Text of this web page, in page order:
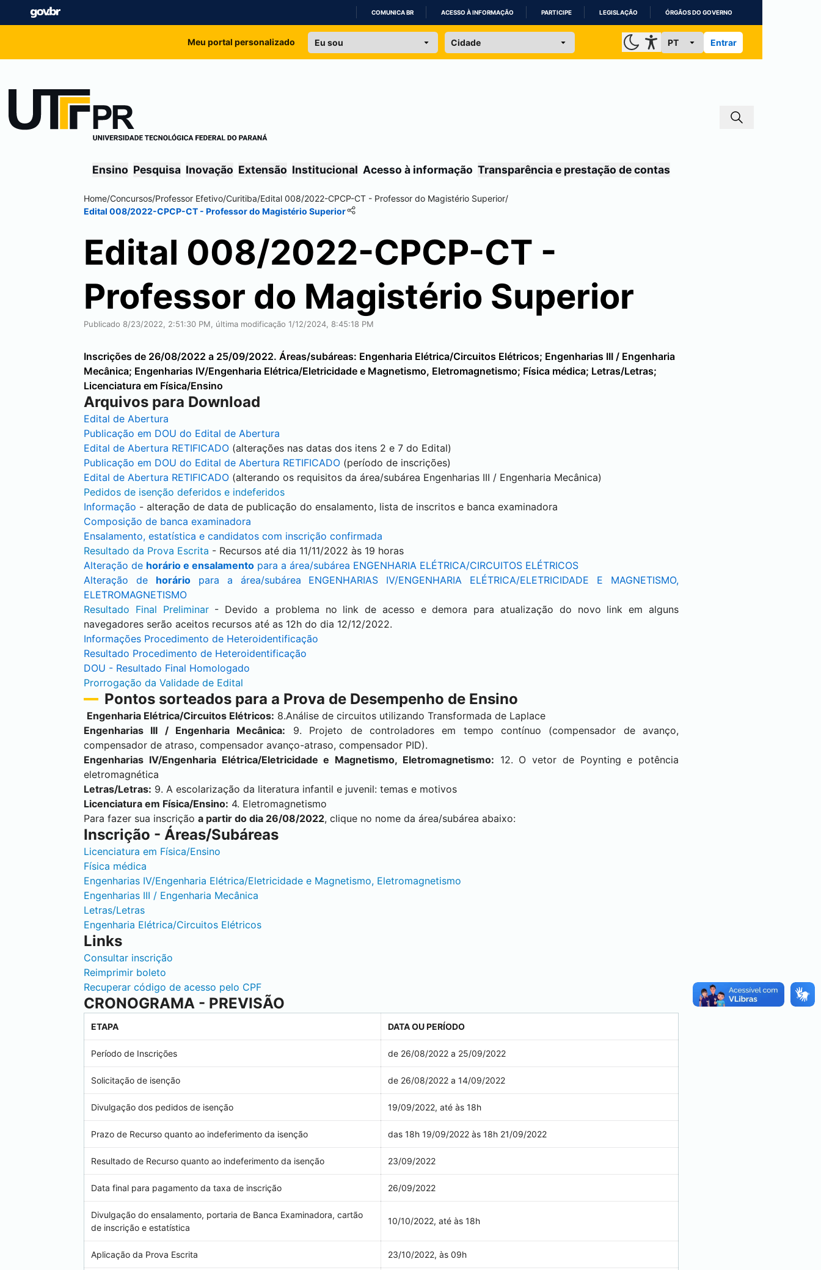
IR
COMUNICA BR ACESSO À INFORMAÇÃO PARTICIPE LEGISLAÇÃO ÓRGÃOS DO GOVERNO
Meu portal personalizado Entrar
Ensino Pesquisa Inovação Extensão Institucional Acesso à informação Transparência e prestação de contas
Home/Concursos/Professor Efetivo/Curitiba/Edital 008/2022-CPCP-CT - Professor do Magistério Superior/
Edital 008/2022-CPCP-CT - Professor do Magistério Superior
Edital 008/2022-CPCP-CT -
Professor do Magistério Superior
Publicado 8/23/2022, 2:51:30 PM, última modificação 1/12/2024, 8:45:18 PM
Inscrições de 26/08/2022 a 25/09/2022. Áreas/subáreas: Engenharia Elétrica/Circuitos Elétricos; Engenharias III / Engenharia
Mecânica; Engenharias IV/Engenharia Elétrica/Eletricidade e Magnetismo, Eletromagnetismo; Física médica; Letras/Letras;
Licenciatura em Física/Ensino
Arquivos para Download
Edital de Abertura
Publicação em DOU do Edital de Abertura
Edital de Abertura RETIFICADO (alterações nas datas dos itens 2 e 7 do Edital)
Publicação em DOU do Edital de Abertura RETIFICADO (período de inscrições)
Edital de Abertura RETIFICADO (alterando os requisitos da área/subárea Engenharias III / Engenharia Mecânica)
Pedidos de isenção deferidos e indeferidos
Informação - alteração de data de publicação do ensalamento, lista de inscritos e banca examinadora
Composição de banca examinadora
Ensalamento, estatística e candidatos com inscrição confirmada
Resultado da Prova Escrita - Recursos até dia 11/11/2022 às 19 horas
Alteração de horário e ensalamento para a área/subárea ENGENHARIA ELÉTRICA/CIRCUITOS ELÉTRICOS
Alteração de horáriopara a área/subárea ENGENHARIAS IV/ENGENHARIA ELÉTRICA/ELETRICIDADE E MAGNETISMO,
ELETROMAGNETISMO
Resultado Final Preliminar- Devido a problema no link de acesso e demora para atualização do novo link em alguns
navegadores serão aceitos recursos até as 12h do dia 12/12/2022.
Informações Procedimento de Heteroidentificação
Resultado Procedimento de Heteroidentificação
DOU - Resultado Final Homologado
Prorrogação da Validade de Edital
Pontos sorteados para a Prova de Desempenho de Ensino
Engenharia Elétrica/Circuitos Elétricos: 8.Análise de circuitos utilizando Transformada de Laplace
Engenharias III / Engenharia Mecânica: 9. Projeto de controladores em tempo contínuo (compensador de avanço,
compensador de atraso, compensador avanço-atraso, compensador PID).
Engenharias IV/Engenharia Elétrica/Eletricidade e Magnetismo, Eletromagnetismo: 12. O vetor de Poynting e potência
eletromagnética
Letras/Letras: 9. A escolarização da literatura infantil e juvenil: temas e motivos
Licenciatura em Física/Ensino: 4. Eletromagnetismo
Para fazer sua inscrição a partir do dia 26/08/2022, clique no nome da área/subárea abaixo:
Inscrição - Áreas/Subáreas
Licenciatura em Física/Ensino
Física médica
Engenharias IV/Engenharia Elétrica/Eletricidade e Magnetismo, Eletromagnetismo
Engenharias III / Engenharia Mecânica
Letras/Letras
Engenharia Elétrica/Circuitos Elétricos
Links
Consultar inscrição
Reimprimir boleto
Recuperar código de acesso pelo CPF
CRONOGRAMA - PREVISÃO
ETAPA DATA OU PERÍODO
Período de Inscrições de 26/08/2022 a 25/09/2022
Solicitação de isenção de 26/08/2022 a 14/09/2022
Divulgação dos pedidos de isenção 19/09/2022, até às 18h
Prazo de Recurso quanto ao indeferimento da isenção das 18h 19/09/2022 às 18h 21/09/2022
Resultado de Recurso quanto ao indeferimento da isenção 23/09/2022
Data final para pagamento da taxa de inscrição 26/09/2022
Divulgação do ensalamento, portaria de Banca Examinadora, cartão
de inscrição e estatística
10/10/2022, até às 18h
Aplicação da Prova Escrita 23/10/2022, às 09h